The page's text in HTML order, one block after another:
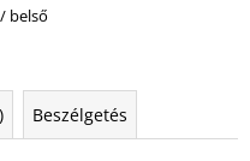
belső
Beszélgetés